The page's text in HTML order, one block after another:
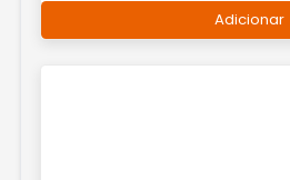
Adicionar